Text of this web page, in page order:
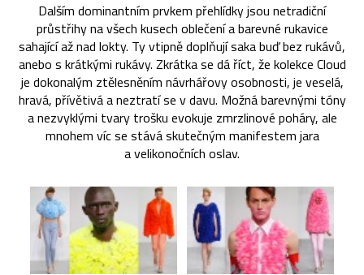
Dalším dominantním prvkem přehlídky jsou netradiční
průstřihy na všech kusech oblečení a barevné rukavice
sahající až nad lokty. Ty vtipně doplňují saka buď bez rukávů,
anebo s krátkými rukávy. Zkrátka se dá říct, že kolekce Cloud
je dokonalým ztělesněním návrhářovy osobnosti, je veselá,
hravá, přívětivá a neztratí se v davu. Možná barevnými tóny
a nezvyklými tvary trošku evokuje zmrzlinové poháry, ale
mnohem víc se stává skutečným manifestem jara
a velikonočních oslav.